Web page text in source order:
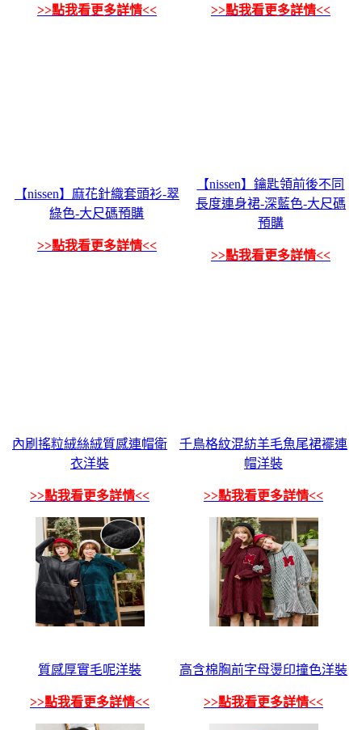
>>點我看更多詳情<< >>點我看更多詳情<<
【nissen】麻花針織套頭衫-翠
綠色-大尺碼預購
>>點我看更多詳情<<
【nissen】鑰匙領前後不同
長度連身裙-深藍色-大尺碼
預購
>>點我看更多詳情<<
內刷搖粒絨絲絨質感連帽衛
衣洋裝
>>點我看更多詳情<<
千鳥格紋混紡羊毛魚尾裙襬連
帽洋裝
>>點我看更多詳情<<
質感厚實毛呢洋裝
>>點我看更多詳情<<
高含棉胸前字母燙印撞色洋裝
>>點我看更多詳情<<